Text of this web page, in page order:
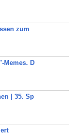
zum
Memes. D
| 35. Sp